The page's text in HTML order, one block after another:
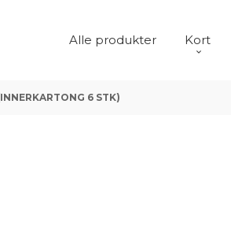
Alle produkter Kort
6 STK)